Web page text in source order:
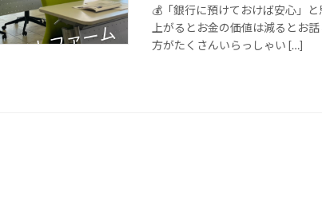
💰「銀行に預けておけば安心」
上がるとお金の価値は減るとお
方がたくさんいらっしゃい […]